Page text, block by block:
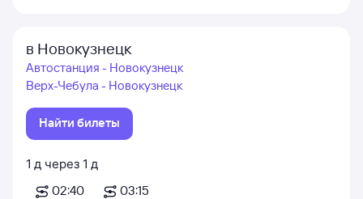
в Новокузнецк
Автостанция - Новокузнецк
Верх-Чебула - Новокузнецк
Найти билеты
1 д через 1 д
02:40
03:15